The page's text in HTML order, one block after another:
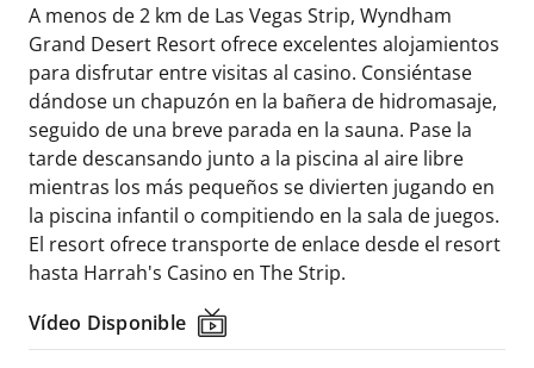
A menos de 2 km de Las Vegas Strip, Wyndham
Grand Desert Resort ofrece excelentes alojamientos
para disfrutar entre visitas al casino. Consiéntase
dándose un chapuzón en la bañera de hidromasaje,
seguido de una breve parada en la sauna. Pase la
tarde descansando junto a la piscina al aire libre
mientras los más pequeños se divierten jugando en
la piscina infantil o compitiendo en la sala de juegos.
El resort ofrece transporte de enlace desde el resort
hasta Harrah's Casino en The Strip.
Vídeo Disponible Vídeo Disponible